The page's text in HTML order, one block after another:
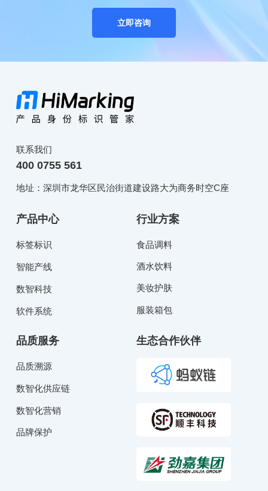
立即咨询
联系我们
400 0755 561
地址：深圳市龙华区民治街道建设路大为商务时空C座
产品中心
标签标识
智能产线
数智科技
软件系统
行业方案
食品调料
酒水饮料
美妆护肤
服装箱包
品质服务
品质溯源
数智化供应链
数智化营销
品牌保护
生态合作伙伴